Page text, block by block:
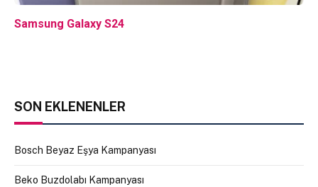
Samsung Galaxy S24
SON EKLENENLER
Bosch Beyaz Eşya Kampanyası
Beko Buzdolabı Kampanyası